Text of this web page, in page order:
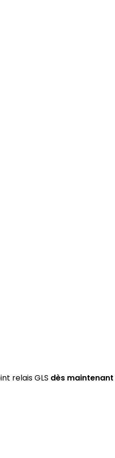
relais GLS dès maintenant